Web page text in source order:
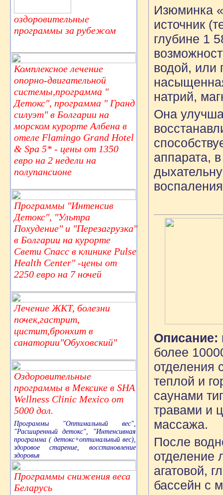
оздоровительные
программы за рубежом
Комплексное лечение
опорно-двигательной
системы,программа "
Детокс", программа " Гранд
силуэт" в Болгарии на
морском курорте Албена в
отеле Flamingo Grand Hotel
& Spa 5* - цены от 1350
евро на 2 недели на
полупансионе
Программы "Интенсив
Детокс", "Ультра
Похудение" и "Перезагрузка"
в Болгарии на курорте
Свети Спасс в клинике Pulse
Health Center" -цены от
2250 евро на 7 ночей
Лечение ЖКТ, болезни
почек,гастрит,
цистит,бронхит в
санатории"Обуховский"
Оздоровительные
программы в Мексике в SHA
Wellness Clinic Mexico от
5000 дол.
Программы "Оптимальный вес",
"Расширенный детокс", "Интенсивная
программа ( детокс+оптимальный вес),
здоровое старение, восстановление
здоровья
Программы снижения веса
Беларусь
Изюминка
источник
глубине 1
водой, или
натрий,
Она
аппарата,
Описание:
более
отделения
теплой и
саунами
травами и
массажа.
После
отделение
агатовой,
бассейн с